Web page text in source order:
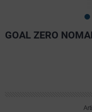
GOAL ZERO